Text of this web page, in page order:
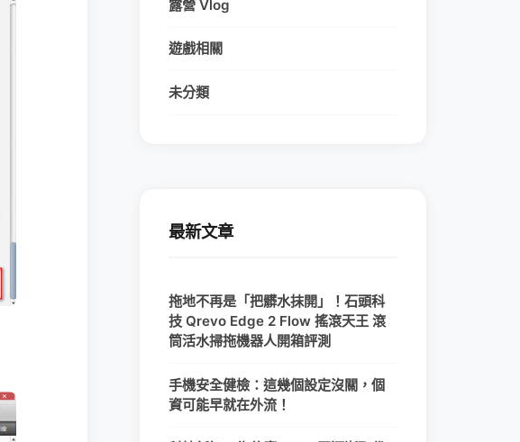
露營 Vlog
遊戲相關
未分類
最新文章
拖地不再是「把髒水抹開」！石頭科
技 Qrevo Edge 2 Flow 搖滾天王 滾
筒活水掃拖機器人開箱評測
手機安全健檢：這幾個設定沒關，個
資可能早就在外流！